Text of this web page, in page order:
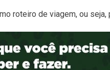
roteiro de viagem, ou seja,